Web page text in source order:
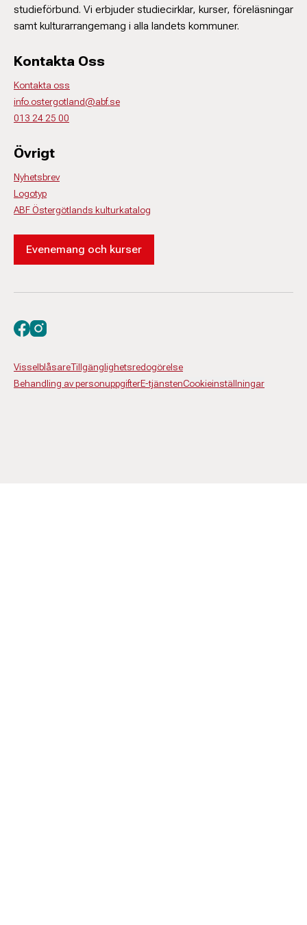
studieförbund. Vi erbjuder studiecirklar, kurser, föreläsningar
samt kulturarrangemang i alla landets kommuner.
Kontakta Oss
Kontakta oss
info.ostergotland@abf.se
013 24 25 00
Övrigt
Nyhetsbrev
Logotyp
ABF Östergötlands kulturkatalog
Evenemang och kurser
VisselblåsareTillgänglighetsredogörelse
Behandling av personuppgifterE-tjänstenCookieinställningar
Besök oss på facebook
Besök oss på instagram